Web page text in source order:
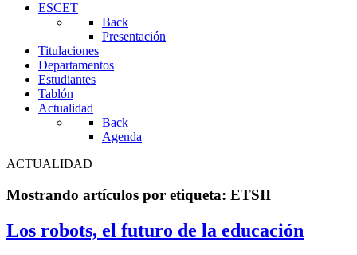
ESCET
Back
Presentación
Titulaciones
Departamentos
Estudiantes
Tablón
Actualidad
Back
Agenda
ACTUALIDAD
Mostrando artículos por etiqueta: ETSII
Los robots, el futuro de la educación